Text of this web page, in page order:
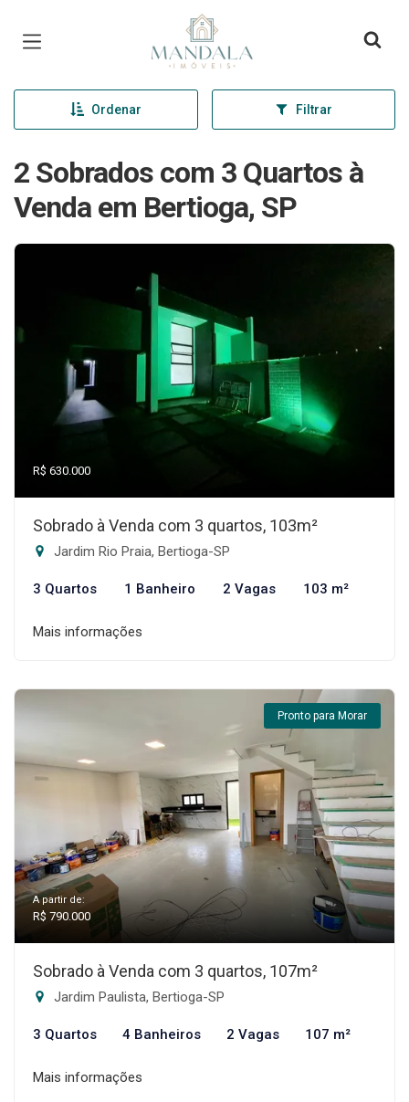
Página inicial
Ordenar Filtrar
2 Sobrados com 3 Quartos à
Venda em Bertioga, SP
R$ 630.000
Sobrado à Venda com 3 quartos, 103m²
Jardim Rio Praia, Bertioga-SP
3 Quartos 1 Banheiro 2 Vagas 103 m²
Mais informações
Pronto para Morar
A partir de:
R$ 790.000
Sobrado à Venda com 3 quartos, 107m²
Jardim Paulista, Bertioga-SP
3 Quartos 4 Banheiros 2 Vagas 107 m²
Mais informações